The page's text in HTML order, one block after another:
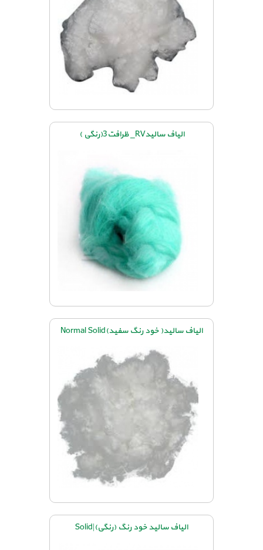
الیاف سالیدRV_ ظرافت3(رنگی )
الیاف سالید( خود رنگ سفید)Normal Solid
الیاف سالید خود رنگ (رنگی)|Solid